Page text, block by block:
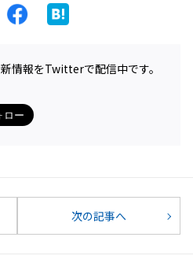
情報をTwitterで配信中です。
次の記事へ